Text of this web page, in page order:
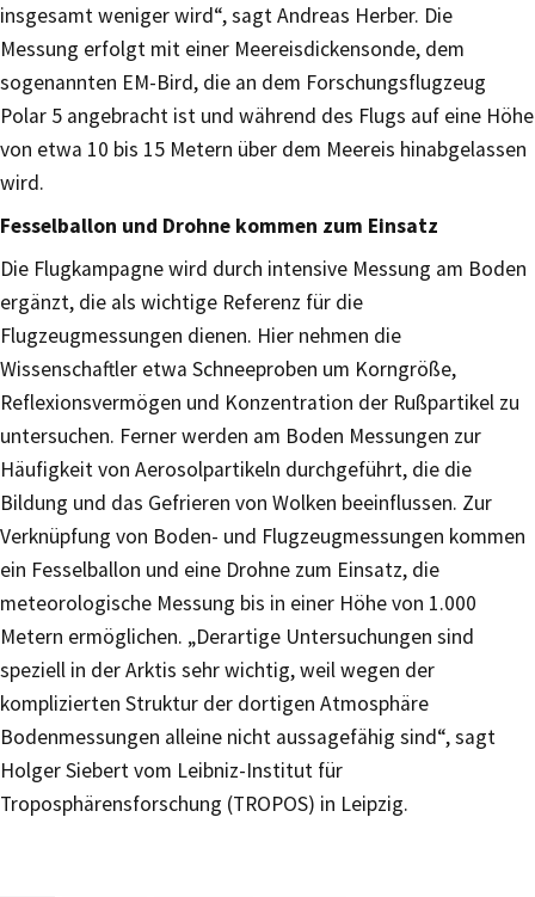
insgesamt weniger wird“, sagt Andreas Herber. Die
Messung erfolgt mit einer Meereisdickensonde, dem
sogenannten EM-Bird, die an dem Forschungsflugzeug
Polar 5 angebracht ist und während des Flugs auf eine Höhe
von etwa 10 bis 15 Metern über dem Meereis hinabgelassen
wird.
Fesselballon und Drohne kommen zum Einsatz
Die Flugkampagne wird durch intensive Messung am Boden
ergänzt, die als wichtige Referenz für die
Flugzeugmessungen dienen. Hier nehmen die
Wissenschaftler etwa Schneeproben um Korngröße,
Reflexionsvermögen und Konzentration der Rußpartikel zu
untersuchen. Ferner werden am Boden Messungen zur
Häufigkeit von Aerosolpartikeln durchgeführt, die die
Bildung und das Gefrieren von Wolken beeinflussen. Zur
Verknüpfung von Boden- und Flugzeugmessungen kommen
ein Fesselballon und eine Drohne zum Einsatz, die
meteorologische Messung bis in einer Höhe von 1.000
Metern ermöglichen. „Derartige Untersuchungen sind
speziell in der Arktis sehr wichtig, weil wegen der
komplizierten Struktur der dortigen Atmosphäre
Bodenmessungen alleine nicht aussagefähig sind“, sagt
Holger Siebert vom Leibniz-Institut für
Troposphärensforschung (TROPOS) in Leipzig.